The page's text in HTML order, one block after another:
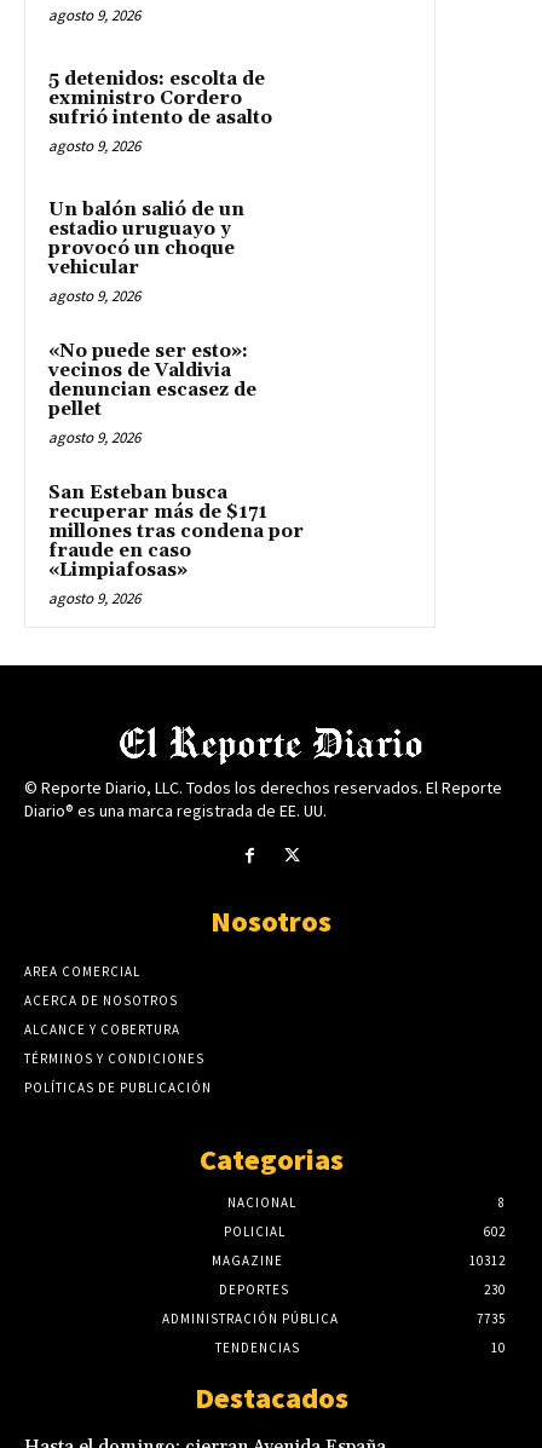
agosto 9, 2026
5 detenidos: escolta de
exministro Cordero
sufrió intento de asalto
agosto 9, 2026
Un balón salió de un
estadio uruguayo y
provocó un choque
vehicular
agosto 9, 2026
«No puede ser esto»:
vecinos de Valdivia
denuncian escasez de
pellet
agosto 9, 2026
San Esteban busca
recuperar más de $171
millones tras condena por
fraude en caso
«Limpiafosas»
agosto 9, 2026
© Reporte Diario, LLC. Todos los derechos reservados. El Reporte
Diario® es una marca registrada de EE. UU.
Nosotros
AREA COMERCIAL
ACERCA DE NOSOTROS
ALCANCE Y COBERTURA
TÉRMINOS Y CONDICIONES
POLÍTICAS DE PUBLICACIÓN
Categorias
NACIONAL
8
POLICIAL
602
MAGAZINE
10312
DEPORTES
230
ADMINISTRACIÓN PÚBLICA
7735
TENDENCIAS
10
Destacados